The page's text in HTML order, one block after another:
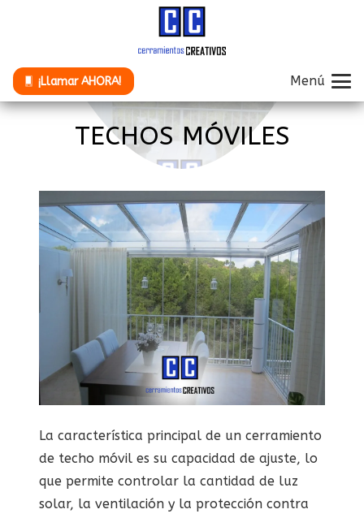
¡Llamar AHORA! Menú
TECHOS MÓVILES
La característica principal de un cerramiento
de techo móvil es su capacidad de ajuste, lo
que permite controlar la cantidad de luz
solar, la ventilación y la protección contra